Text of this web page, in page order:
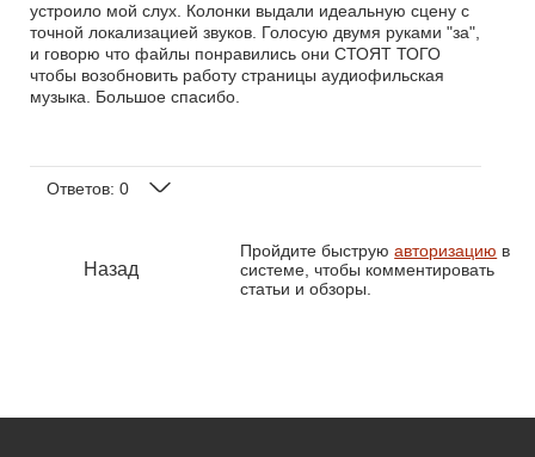
устроило мой слух. Колонки выдали идеальную сцену с
точной локализацией звуков. Голосую двумя руками "за",
и говорю что файлы понравились они СТОЯТ ТОГО
чтобы возобновить работу страницы аудиофильская
музыка. Большое спасибо.
Ответов: 0
Назад
Пройдите быструюавторизацию в
системе, чтобы комментировать
статьи и обзоры.